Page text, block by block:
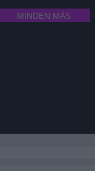
MINDEN MÁS